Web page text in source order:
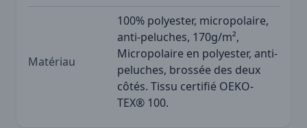
Matériau
100% polyester, micropolaire,
anti-peluches, 170g/m²,
Micropolaire en polyester, anti-
peluches, brossée des deux
côtés. Tissu certifié OEKO-
TEX® 100.